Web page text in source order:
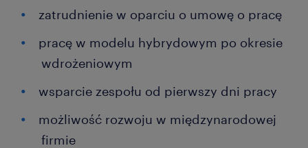
zatrudnienie w oparciu o umowę o pracę
pracę w modelu hybrydowym po okresie
wdrożeniowym
wsparcie zespołu od pierwszy dni pracy
możliwość rozwoju w międzynarodowej
firmie